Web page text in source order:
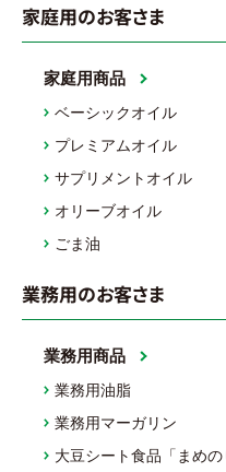
家庭用のお客さま
家庭用商品
ベーシックオイル
プレミアムオイル
サプリメントオイル
オリーブオイル
ごま油
業務用のお客さま
業務用商品
業務用油脂
業務用マーガリン
大豆シート食品「まめの